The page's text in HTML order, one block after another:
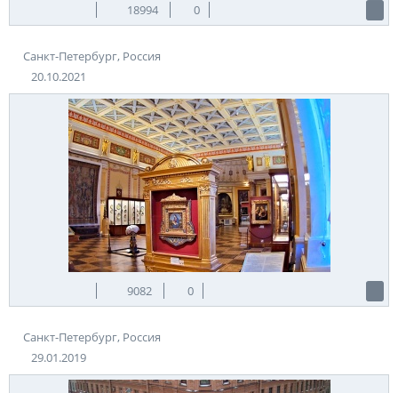
18994 0
Санкт-Петербург, Россия
20.10.2021
9082 0
Санкт-Петербург, Россия
29.01.2019